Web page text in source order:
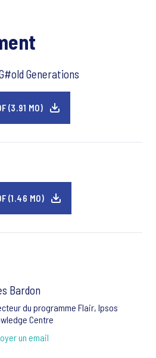
Generations
(3.91 MO)
(1.46 MO)
Bardon
du programme Flair, Ipsos
Centre
un email